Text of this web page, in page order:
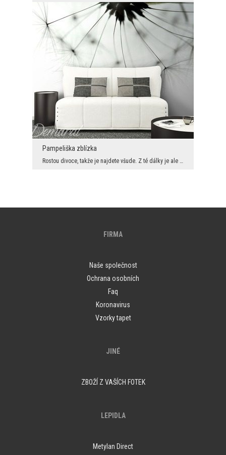
Pampeliška zblízka
Rostou divoce, takže je najdete všude. Z té dálky je ale asi nikdo nesleduje. Tady vidíte, že pam...
FIRMA
Naše společnost
Ochrana osobních
Faq
Koronavirus
Vzorky tapet
JINÉ
ZBOŽÍ Z VAŠÍCH FOTEK
LEPIDLA
Metylan Direct